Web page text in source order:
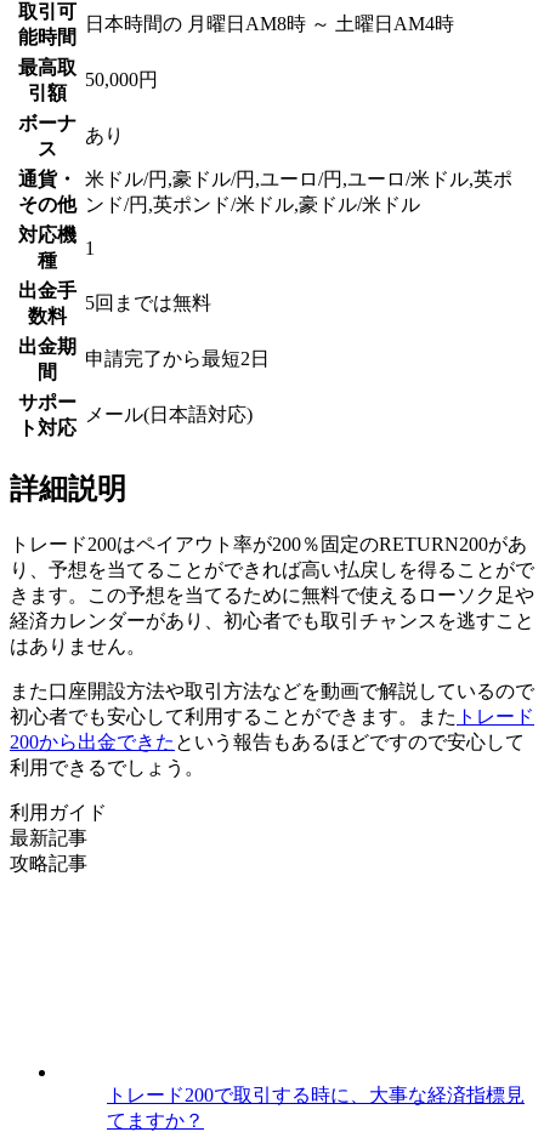
取引可
能時間
日本時間の 月曜日AM8時 ～ 土曜日AM4時
最高取
引額
50,000円
ボーナ
ス
あり
通貨・
その他
米ドル/円,豪ドル/円,ユーロ/円,ユーロ/米ドル,英ポ
ンド/円,英ポンド/米ドル,豪ドル/米ドル
対応機
種
1
出金手
数料
5回までは無料
出金期
間
申請完了から最短2日
サポー
ト対応
メール(日本語対応)
詳細説明
トレード200はペイアウト率が200％固定のRETURN200があ
り、予想を当てることができれば高い払戻しを得ることがで
きます。
この予想を当てるために無料で使えるローソク足や
経済カレンダーがあり、初心者でも取引チャンスを逃すこと
はありません。
また口座開設方法や取引方法などを動画で解説しているので
初心者でも安心して利用することができます。
また トレード
200から出金できた という報告もあるほどですので安心して
利用できるでしょう。
利用ガイド
最新記事
攻略記事
トレード200で取引する時に、大事な経済指標見
てますか？